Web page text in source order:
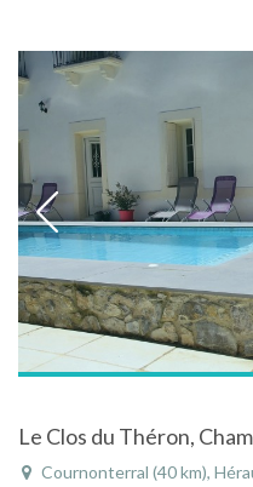
Le Clos du Théron,
Cournonterral (40 km), Hérault,